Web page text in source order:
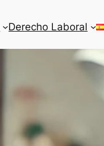
Derecho Laboral